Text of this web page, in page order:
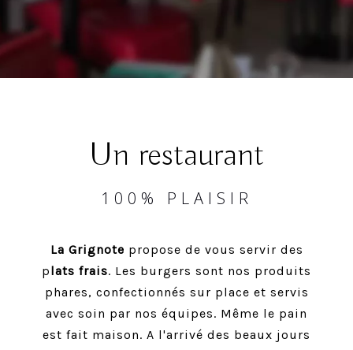
Ùn restaurant
100% PLAISIR
La Grignote propose de vous servir des
plats frais. Les burgers sont nos produits
phares, confectionnés sur place et servis
avec soin par nos équipes. Même le pain
est fait maison. A l'arrivé des beaux jours